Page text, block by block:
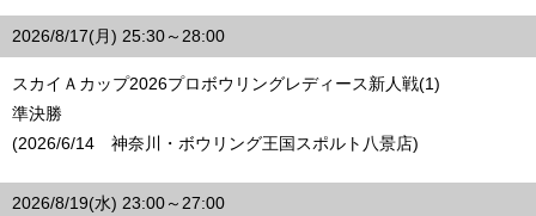
2026/8/17(月) 25:30～28:00
スカイＡカップ2026プロボウリングレディース新人戦(1)
準決勝
(2026/6/14 神奈川・ボウリング王国スポルト八景店)
2026/8/19(水) 23:00～27:00